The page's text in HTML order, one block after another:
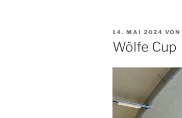
VERÖFFENTLICHT
AM
14. MAI 2024 VON
Wölfe Cup